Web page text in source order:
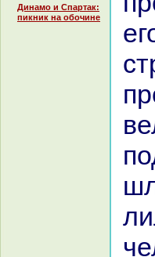
Динамо и Спартак:
пикник на обочине